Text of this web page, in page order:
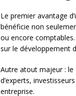
Le premier avantage
bénéficie non
ou encore
sur le développement
Autre atout majeur : le
d’experts,
entreprise.